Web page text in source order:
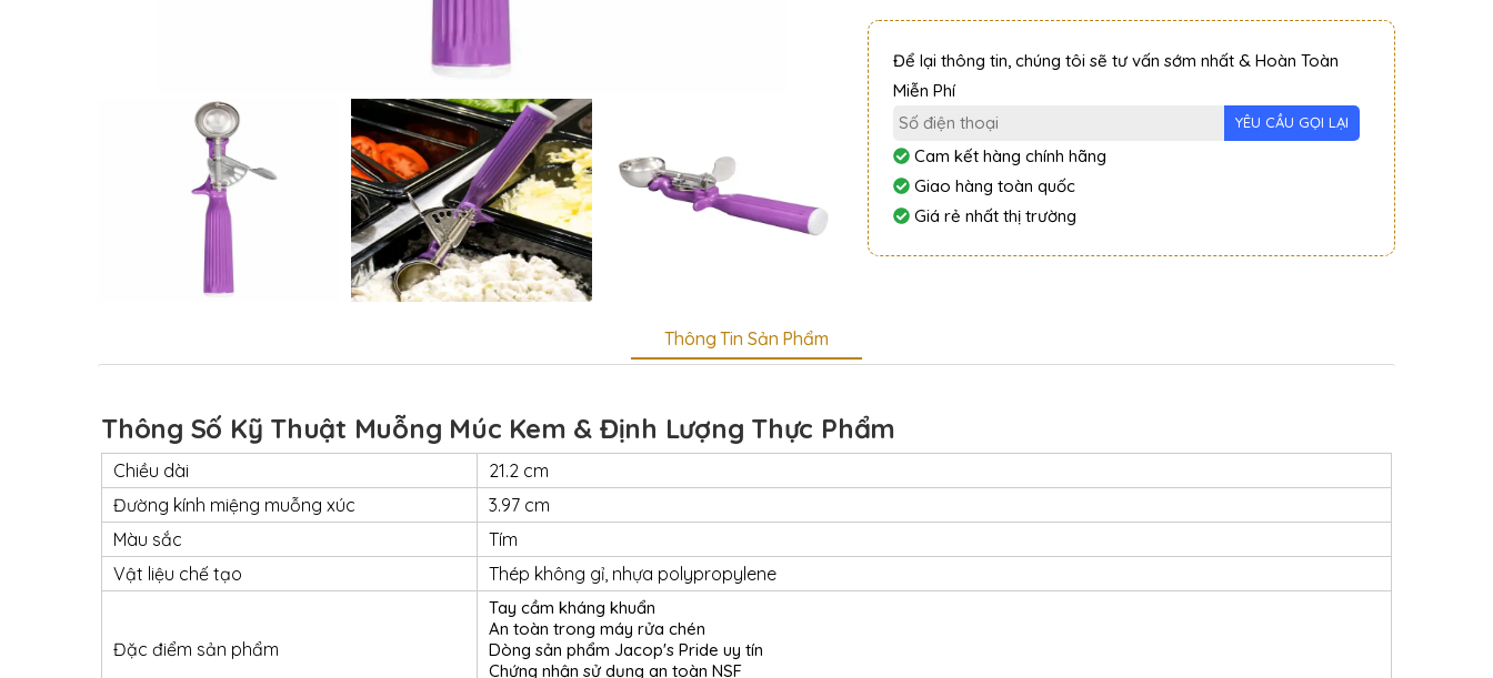
Để lại thông tin, chúng tôi sẽ tư vấn sớm nhất & Hoàn Toàn
Miễn Phí
Cam kết hàng chính hãng
Giao hàng toàn quốc
Giá rẻ nhất thị trường
Thông Tin Sản Phẩm
Thông Số Kỹ Thuật Muỗng Múc Kem & Định Lượng Thực Phẩm
Chiều dài
21.2 cm
Đường kính miệng muỗng xúc
3.97 cm
Màu sắc
Tím
Vật liệu chế tạo
Thép không gỉ, nhựa polypropylene
Đặc điểm sản phẩm
Tay cầm kháng khuẩn
An toàn trong máy rửa chén
Dòng sản phẩm Jacop's Pride uy tín
Chứng nhận sử dụng an toàn NSF